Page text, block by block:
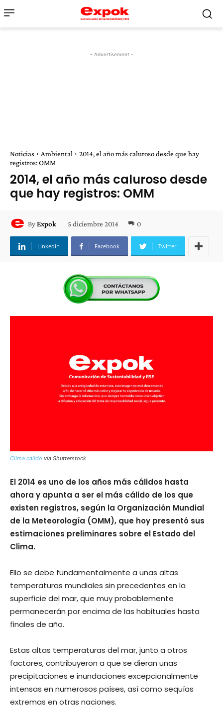
- Advertisement -
Noticias Ambiental
2014, el año más caluroso desde que hay
registros: OMM
2014, el año más caluroso desde
que hay registros: OMM
ByExpok 5 diciembre 2014 0
Linkedin Facebook Twitter
Clima calido vía Shutterstock
El 2014 es uno de los años más cálidos hasta
ahora y apunta a ser el más cálido de los que
existen registros, según la Organización Mundial
de la Meteorología (OMM), que hoy presentó sus
estimaciones preliminares sobre el Estado del
Clima.
Ello se debe fundamentalmente a unas altas
temperaturas mundiales sin precedentes en la
superficie del mar, que muy probablemente
permanecerán por encima de las habituales hasta
finales de año.
Estas altas temperaturas del mar, junto a otros
factores, contribuyeron a que se dieran unas
precipitaciones e inundaciones excepcionalmente
intensas en numerosos países, así como sequías
extremas en otras naciones.